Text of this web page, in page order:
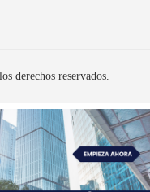
derechos reservados.